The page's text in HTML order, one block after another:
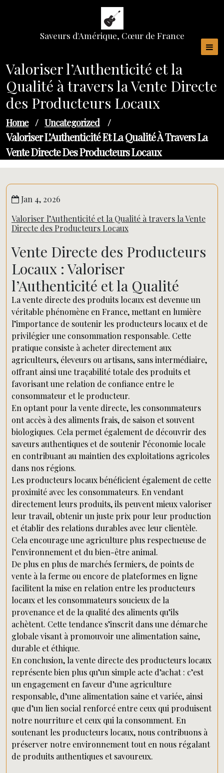
Saveurs d'Amérique, Cœur de France
Valoriser l’Authenticité et la
Qualité à travers la Vente Directe
des Producteurs Locaux
Home / Uncategorized /
Valoriser L’Authenticité Et La Qualité À Travers La
Vente Directe Des Producteurs Locaux
Jan 4, 2026
Valoriser l’Authenticité et la Qualité à travers la Vente
Directe des Producteurs Locaux
Vente Directe des Producteurs
Locaux : Valoriser
l’Authenticité et la Qualité
La vente directe des produits locaux est devenue un
véritable phénomène en France, mettant en lumière
l’importance de soutenir les producteurs locaux et de
privilégier une consommation responsable. Cette
pratique consiste à acheter directement aux
agriculteurs, éleveurs ou artisans, sans intermédiaire,
offrant ainsi une traçabilité totale des produits et
favorisant une relation de confiance entre le
consommateur et le producteur.
En optant pour la vente directe, les consommateurs
ont accès à des aliments frais, de saison et souvent
biologiques. Cela permet également de découvrir des
saveurs authentiques et de soutenir l’économie locale
en contribuant au maintien des exploitations agricoles
dans nos régions.
Les producteurs locaux bénéficient également de cette
proximité avec les consommateurs. En vendant
directement leurs produits, ils peuvent mieux valoriser
leur travail, obtenir un juste prix pour leur production
et établir des relations durables avec leur clientèle.
Cela encourage une agriculture plus respectueuse de
l’environnement et du bien-être animal.
De plus en plus de marchés fermiers, de points de
vente à la ferme ou encore de plateformes en ligne
facilitent la mise en relation entre les producteurs
locaux et les consommateurs soucieux de la
provenance et de la qualité des aliments qu’ils
achètent. Cette tendance s’inscrit dans une démarche
globale visant à promouvoir une alimentation saine,
durable et éthique.
En conclusion, la vente directe des producteurs locaux
représente bien plus qu’un simple acte d’achat : c’est
un engagement en faveur d’une agriculture
responsable, d’une alimentation saine et variée, ainsi
que d’un lien social renforcé entre ceux qui produisent
notre nourriture et ceux qui la consomment. En
soutenant les producteurs locaux, nous contribuons à
préserver notre environnement tout en nous régalant
de produits authentiques et savoureux.